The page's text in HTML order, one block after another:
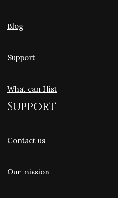
Blog
Support
What can I list
Support
Contact us
Our mission